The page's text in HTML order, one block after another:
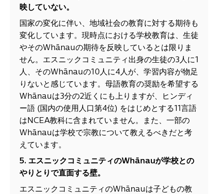
映していない。
国家の変化に伴い、地域社会の教育に対する期待も
変化しています。現時点における学校教育は、生徒
やそのWhānauの期待を反映しているとは限りま
せん。エスニックコミュニティ出身の生徒の3人に1
人、そのWhānauの10人に4人が、学習内容が物足
りないと感じています。母語教育の奨励を希望する
Whānauは3分の2近くにも上りますが、ヒンディ
ー語 (国内の使用人口第4位) をはじめとする11言語
はNCEA教科に含まれていません。また、一部の
Whānauは学校で宗教について教えるべきだと考
えています。
5. エスニックコミュニティのWhānauが学校との
やりとりで直面する壁。
エスニックコミュニティのWhānauは子どもの教